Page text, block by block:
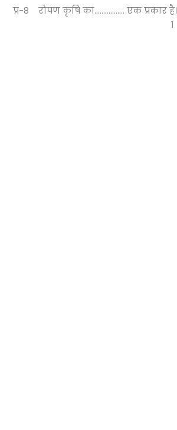
प्र-8 रोपण कृषि का…………….. एक प्रकार है।
1